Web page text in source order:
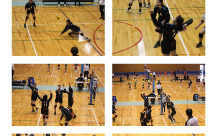
明誠高等学校 (meisei-masuda.ed.jp)